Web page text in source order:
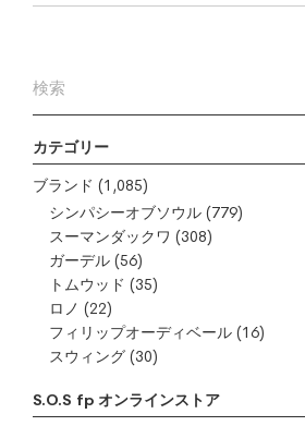
カテゴリー
ブランド (1,085)
シンパシーオブソウル (779)
スーマンダックワ (308)
ガーデル (56)
トムウッド (35)
ロノ (22)
フィリップオーディベール (16)
スウィング (30)
S.O.S fp オンラインストア